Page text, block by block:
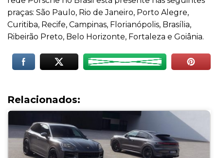
praças: São Paulo, Rio de Janeiro, Porto Alegre,
Curitiba, Recife, Campinas, Florianópolis, Brasília,
Ribeirão Preto, Belo Horizonte, Fortaleza e Goiânia.
Relacionados: